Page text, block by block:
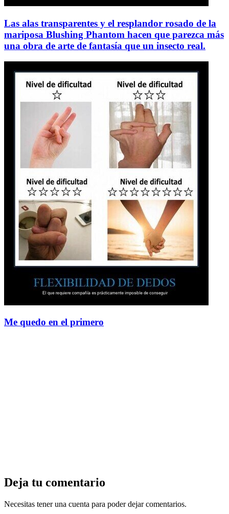
Las alas transparentes y el resplandor rosado de la
mariposa Blushing Phantom hacen que parezca más
una obra de arte de fantasía que un insecto real.
Me quedo en el primero
Deja tu comentario
Necesitas tener una cuenta para poder dejar comentarios.